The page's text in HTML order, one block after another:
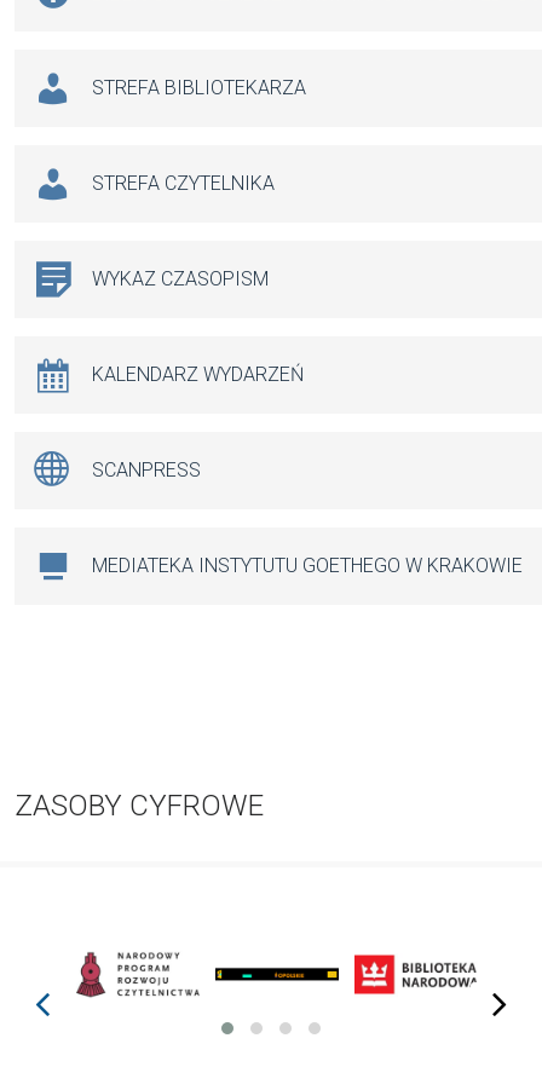
STREFA BIBLIOTEKARZA
STREFA CZYTELNIKA
WYKAZ CZASOPISM
KALENDARZ WYDARZEŃ
SCANPRESS
MEDIATEKA INSTYTUTU GOETHEGO W KRAKOWIE
ZASOBY CYFROWE
prev next